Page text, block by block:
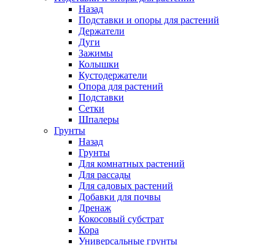
Назад
Подставки и опоры для растений
Держатели
Дуги
Зажимы
Колышки
Кустодержатели
Опора для растений
Подставки
Сетки
Шпалеры
Грунты
Назад
Грунты
Для комнатных растений
Для рассады
Для садовых растений
Добавки для почвы
Дренаж
Кокосовый субстрат
Кора
Универсальные грунты